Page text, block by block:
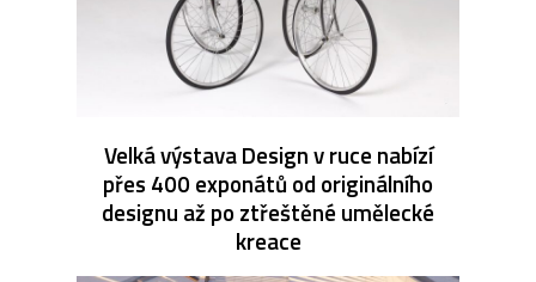
Velká výstava Design v ruce nabízí
přes 400 exponátů od originálního
designu až po ztřeštěné umělecké
kreace